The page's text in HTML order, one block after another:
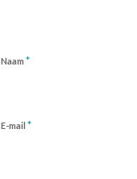
Naam *
E-mail *